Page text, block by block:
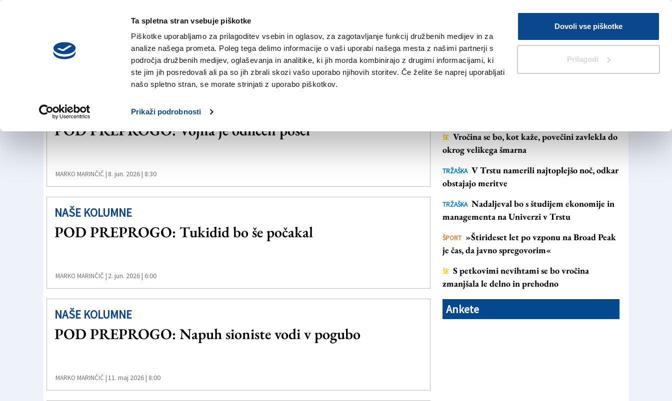
Ta spletna stran vsebuje piškotke
Piškotke uporabljamo za prilagoditev vsebin in oglasov, za zagotavljanje funkcij družbenih medijev in za
analize našega prometa. Poleg tega delimo informacije o vaši uporabi našega mesta z našimi partnerji s
področja družbenih medijev, oglaševanja in analitike, ki jih morda kombinirajo z drugimi informacijami, ki
ste jim jih posredovali ali pa so jih zbrali skozi vašo uporabo njihovih storitev. Če želite še naprej uporabljati
našo spletno stran, se morate strinjati z uporabo piškotkov.
Prikaži podrobnosti
Dovoli vse piškotke
Prilagodi
četrtek,
6. avgusta 2026
V Kioskih
Iskanje
NOVICE TRŽAŠKA GORIŠKA KULTURA ŠPORT ŠE
NAŠE KOLUMNE
POD PREPROGO: Vojna je odličen posel
MARKO MARINČIČ | 8. jun. 2026 | 8:30
NAŠE KOLUMNE
POD PREPROGO: Tukidid bo še počakal
MARKO MARINČIČ | 2. jun. 2026 | 6:00
NAŠE KOLUMNE
POD PREPROGO: Napuh sioniste vodi v pogubo
MARKO MARINČIČ |11. maj 2026 | 8:00
ŠE Vročina se bo, kot kaže, povečini zavlekla do
okrog velikega šmarna
TRŽAŠKA V Trstu namerili najtoplejšo noč, odkar
obstajajo meritve
TRŽAŠKA Nadaljeval bo s študijem ekonomije in
managementa na Univerzi v Trstu
ŠPORT »Štirideset let po vzponu na Broad Peak
je čas, da javno spregovorim«
ŠE S petkovimi nevihtami se bo vročina
zmanjšala le delno in prehodno
Ankete